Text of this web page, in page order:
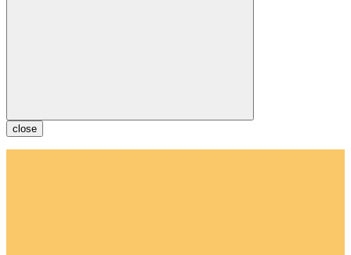
close